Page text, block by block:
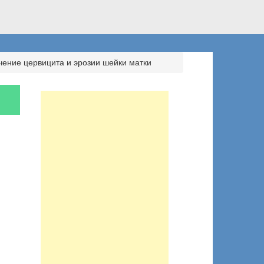
цервицита и эрозии шейки матки